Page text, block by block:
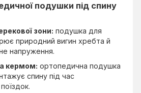
подушки під спину
зони: подушка для
природний вигин хребта й
напруження.
кермом: ортопедична подушка
спину під час